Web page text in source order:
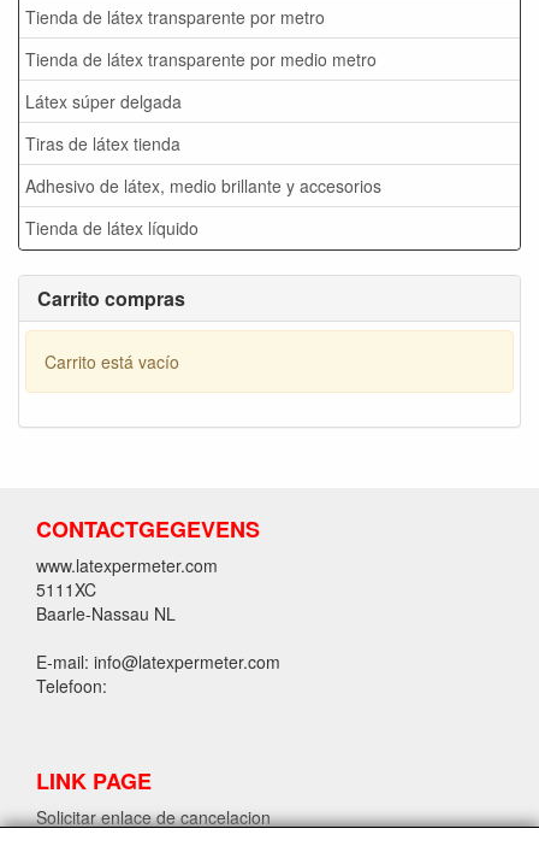
Tienda de látex transparente por metro
Tienda de látex transparente por medio metro
Látex súper delgada
Tiras de látex tienda
Adhesivo de látex, medio brillante y accesorios
Tienda de látex líquido
Carrito compras
Carrito está vacío
CONTACTGEGEVENS
www.latexpermeter.com
5111XC
Baarle-Nassau NL
E-mail: info@latexpermeter.com
Telefoon:
LINK PAGE
Solicitar enlace de cancelacion